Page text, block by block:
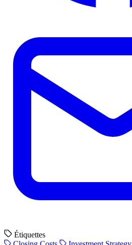
Étiquettes